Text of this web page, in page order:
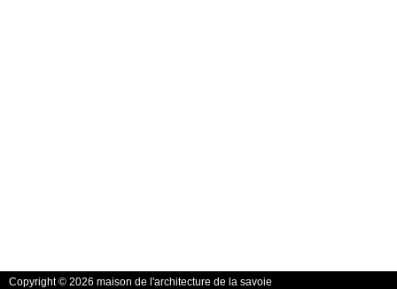
Copyright © 2026 maison de l'architecture de la savoie